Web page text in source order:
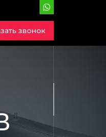
звонок